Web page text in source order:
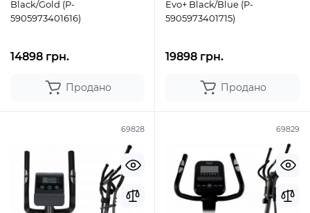
Black/Gold (P-
5905973401616)
14898 грн.
Продано
Evo+ Black/Blue (P-
5905973401715)
19898 грн.
Продано
69828 69829